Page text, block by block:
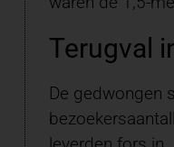
Terugval
De gedwongen